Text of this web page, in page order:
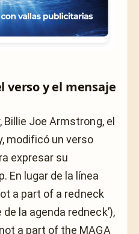
verso y el mensaje
Joe Armstrong, el
modificó un verso
expresar su
En lugar de la línea
a part of a redneck
la agenda redneck’),
a part of the MAGA